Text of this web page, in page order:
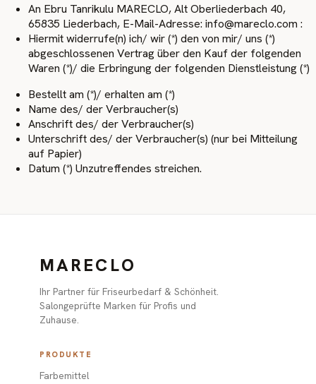
An Ebru Tanrikulu MARECLO, Alt Oberliederbach 40,
65835 Liederbach, E-Mail-Adresse: info@mareclo.com :
Hiermit widerrufe(n) ich/ wir (*) den von mir/ uns (*)
abgeschlossenen Vertrag über den Kauf der folgenden
Waren (*)/ die Erbringung der folgenden Dienstleistung (*)
Bestellt am (*)/ erhalten am (*)
Name des/ der Verbraucher(s)
Anschrift des/ der Verbraucher(s)
Unterschrift des/ der Verbraucher(s) (nur bei Mitteilung
auf Papier)
Datum (*) Unzutreffendes streichen.
MARECLO
Ihr Partner für Friseurbedarf & Schönheit.
Salongeprüfte Marken für Profis und
Zuhause.
PRODUKTE
Farbemittel